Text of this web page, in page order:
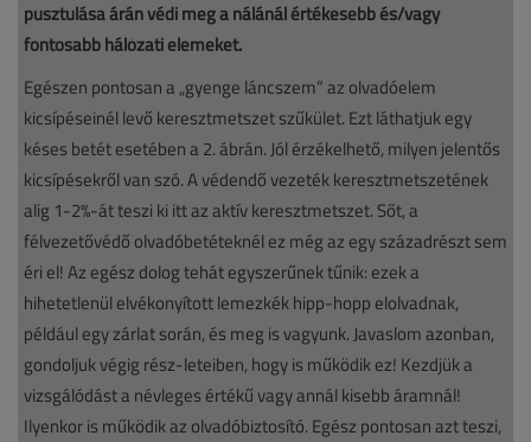
pusztulása árán védi meg a nálánál értékesebb és/vagy
fontosabb hálózati elemeket.
Egészen pontosan a „gyenge láncszem” az olvadóelem
kicsípéseinél levő keresztmetszet szűkület. Ezt láthatjuk egy
késes betét esetében a 2. ábrán. Jól érzékelhető, milyen jelentős
kicsípésekről van szó. A védendő vezeték keresztmetszetének
alig 1-2%-át teszi ki itt az aktív keresztmetszet. Sőt, a
félvezetővédő olvadóbetéteknél ez még az egy századrészt sem
éri el! Az egész dolog tehát egyszerűnek tűnik: ezek a
hihetetlenül elvékonyított lemezkék hipp-hopp elolvadnak,
például egy zárlat során, és meg is vagyunk. Javaslom azonban,
gondoljuk végig rész-leteiben, hogy is működik ez! Kezdjük a
vizsgálódást a névleges értékű vagy annál kisebb áramnál!
Ilyenkor is működik az olvadóbiztosító. Egész pontosan azt teszi,